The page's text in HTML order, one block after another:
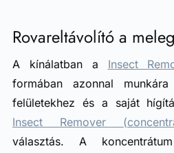
Rovareltávolító a
A kínálatban a Insect
formában azonnal
felületekhez és a saját
Insect Remover
választás. A